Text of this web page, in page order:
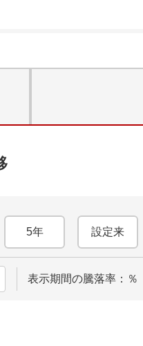
5年 設定来
表示期間の騰落率： ％